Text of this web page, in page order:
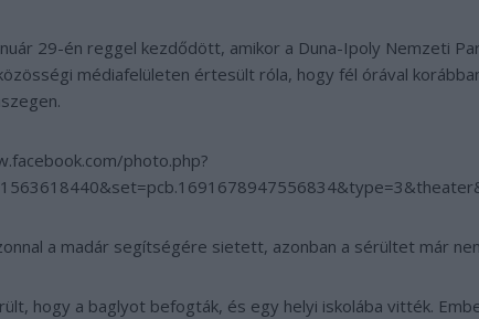
29-én reggel kezdődött, amikor a Duna-Ipoly Nemzeti
médiafelületen értesült róla, hogy fél órával
photo.php?
a madár segítségére sietett, azonban a sérültet már
hogy a baglyot befogták, és egy helyi iskolába vitték.